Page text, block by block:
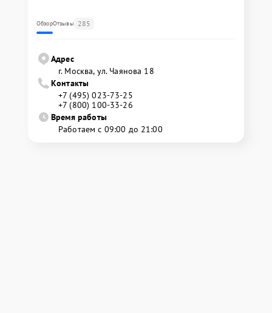
ОбзорОтзывы 285
Адрес
г. Москва, ул. Чаянова 18
Контакты
+7 (495) 023-73-25
+7 (800) 100-33-26
Время работы
Работаем с 09:00 до 21:00